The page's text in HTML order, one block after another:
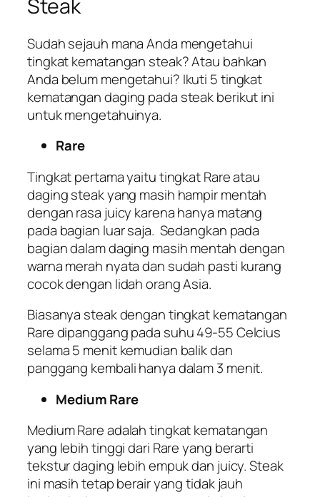
Steak
Sudah sejauh mana Anda mengetahui
tingkat kematangan steak? Atau bahkan
Anda belum mengetahui? Ikuti 5 tingkat
kematangan daging pada steak berikut ini
untuk mengetahuinya.
Rare
Tingkat pertama yaitu tingkat Rare atau
daging steak yang masih hampir mentah
dengan rasa juicy karena hanya matang
pada bagian luar saja. Sedangkan pada
bagian dalam daging masih mentah dengan
warna merah nyata dan sudah pasti kurang
cocok dengan lidah orang Asia.
Biasanya steak dengan tingkat kematangan
Rare dipanggang pada suhu 49-55 Celcius
selama 5 menit kemudian balik dan
panggang kembali hanya dalam 3 menit.
Medium Rare
Medium Rare adalah tingkat kematangan
yang lebih tinggi dari Rare yang berarti
tekstur daging lebih empuk dan juicy. Steak
ini masih tetap berair yang tidak jauh